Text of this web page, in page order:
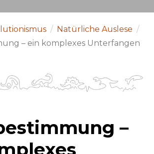
/ Natürliche Auslese /
– ein komplexes Unterfangen
–